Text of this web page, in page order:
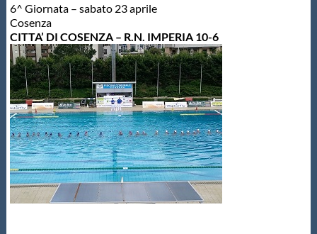
6^ Giornata – sabato 23 aprile
Cosenza
CITTA’ DI COSENZA – R.N. IMPERIA 10-6